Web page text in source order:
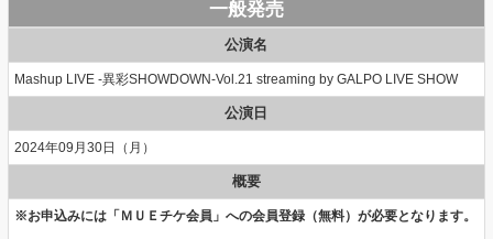
一般発売
公演名
Mashup LIVE -異彩SHOWDOWN-Vol.21 streaming by GALPO LIVE SHOW
公演日
2024年09月30日（月）
概要
※お申込みには「ＭＵＥチケ会員」への会員登録（無料）が必要となります。